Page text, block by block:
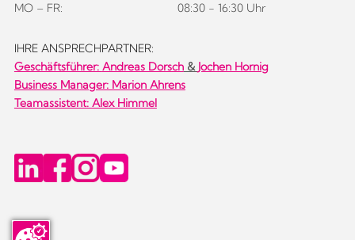
MO – FR: 08:30 - 16:30 Uhr
IHRE ANSPRECHPARTNER:
Geschäftsführer: Andreas Dorsch& Jochen Hornig
Business Manager: Marion Ahrens
Teamassistent: Alex Himmel